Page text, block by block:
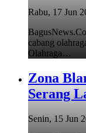
Rabu, 17 Jun
cabang
Olahraga…
Zona
Serang
Senin, 15 Jun